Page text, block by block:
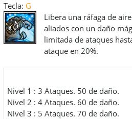
Tecla: G
Libera una ráfaga de
aliados con un daño
limitada de ataques
ataque en 20%.
Nivel 1 : 3 Ataques. 50 de daño.
Nivel 2 : 4 Ataques. 60 de daño.
Nivel 3 : 5 Ataques. 70 de daño.